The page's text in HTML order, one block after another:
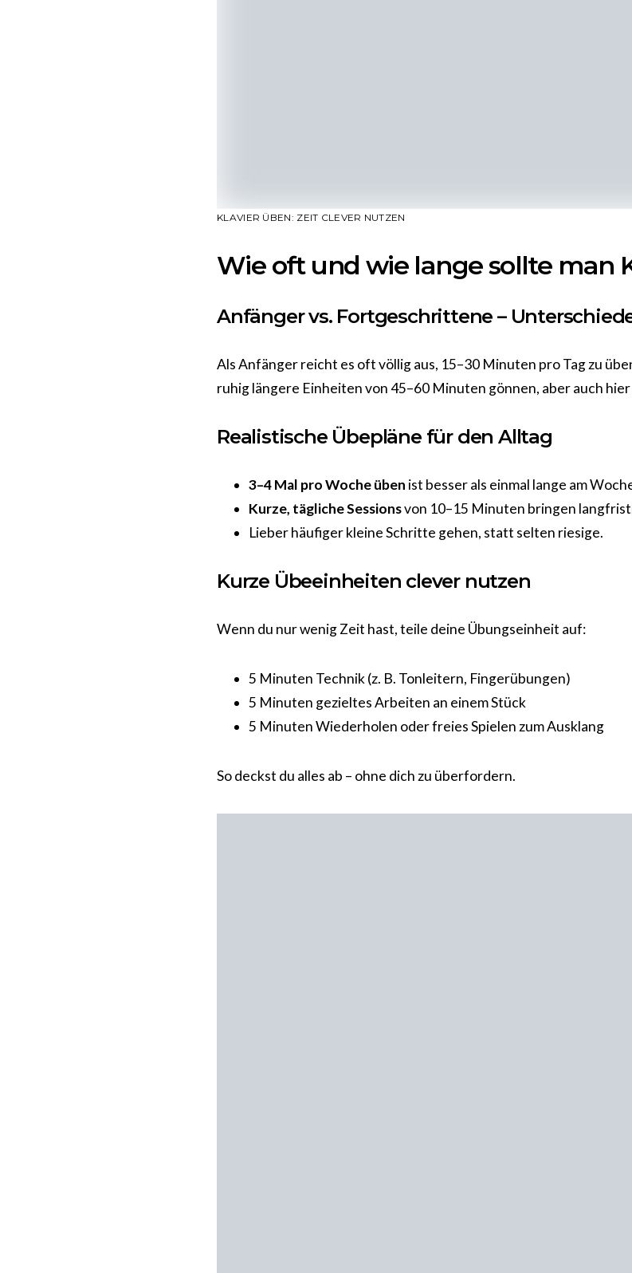
KLAVIER ÜBEN: ZEIT CLEVER NUTZEN
Wie oft und wie lange sollte man
Anfänger vs. Fortgeschrittene –
Als Anfänger reicht es oft völlig aus, 15–30 Minuten pro Tag zu
ruhig längere Einheiten von 45–60 Minuten gönnen, aber auch
Realistische Übepläne für den Alltag
3–4 Mal pro Woche üben ist besser als einmal lange am
Kurze, tägliche Sessionsvon 10–15 Minuten bringen
Lieber häufiger kleine Schritte gehen, statt selten riesige.
Kurze Übeeinheiten clever nutzen
Wenn du nur wenig Zeit hast, teile deine Übungseinheit auf:
5 Minuten Technik (z. B. Tonleitern, Fingerübungen)
5 Minuten gezieltes Arbeiten an einem Stück
5 Minuten Wiederholen oder freies Spielen zum Ausklang
So deckst du alles ab – ohne dich zu überfordern.